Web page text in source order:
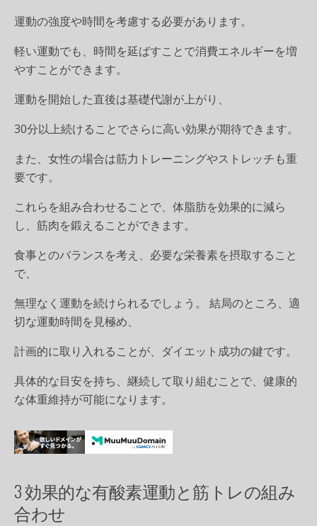
運動の強度や時間を考慮する必要があります。
軽い運動でも、時間を延ばすことで消費エネルギーを増
やすことができます。
運動を開始した直後は基礎代謝が上がり、
30分以上続けることでさらに高い効果が期待できます。
また、女性の場合は筋力トレーニングやストレッチも重
要です。
これらを組み合わせることで、体脂肪を効果的に減ら
し、筋肉を鍛えることができます。
食事とのバランスを考え、必要な栄養素を摂取すること
で、
無理なく運動を続けられるでしょう。 結局のところ、適
切な運動時間を見極め、
計画的に取り入れることが、ダイエット成功の鍵です。
具体的な目安を持ち、継続して取り組むことで、健康的
な体重維持が可能になります。
3 効果的な有酸素運動と筋トレの組み
合わせ